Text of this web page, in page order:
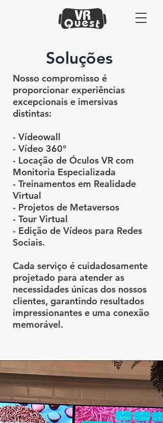
Soluções
Nosso compromisso é
proporcionar experiências
excepcionais e imersivas
distintas:
- Vídeowall
- Vídeo 360°
- Locação de Óculos VR com
Monitoria Especializada
- Treinamentos em Realidade
Virtual
- Projetos de Metaversos
- Tour Virtual
- Edição de Vídeos para Redes
Sociais.
Cada serviço é cuidadosamente
projetado para atender as
necessidades únicas dos nossos
clientes, garantindo resultados
impressionantes e uma conexão
memorável.